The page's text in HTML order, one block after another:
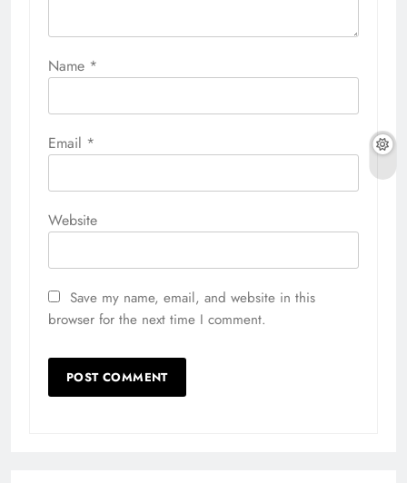
Name *
Email *
Website
Save my name, email, and website in this
browser for the next time I comment.